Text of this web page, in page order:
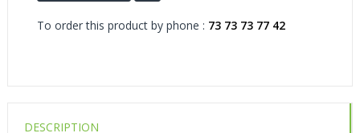
To order this product by phone : 73 73 73 77 42
DESCRIPTION